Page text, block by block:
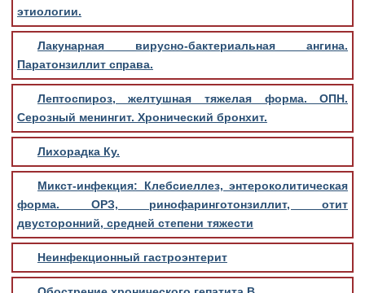
этиологии.
Лакунарная вирусно-бактериальная ангина.
Паратонзиллит справа.
Лептоспироз, желтушная тяжелая форма. ОПН.
Серозный менингит. Хронический бронхит.
Лихорадка Ку.
Микст-инфекция: Клебсиеллез, энтероколитическая
форма. ОРЗ, ринофаринготонзиллит, отит
двусторонний, средней степени тяжести
Неинфекционный гастроэнтерит